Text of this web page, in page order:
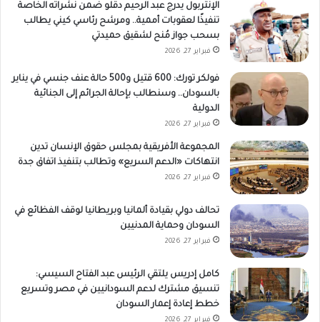
الإنتربول يدرج عبد الرحيم دقلو ضمن نشراته الخاصة
تنفيذًا لعقوبات أممية.. ومرشح رئاسي كيني يطالب
بسحب جواز مُنح لشقيق حميدتي
فبراير 27, 2026
فولكر تورك: 600 قتيل و500 حالة عنف جنسي في يناير
بالسودان.. وسنطالب بإحالة الجرائم إلى الجنائية
الدولية
فبراير 27, 2026
المجموعة الأفريقية بمجلس حقوق الإنسان تدين
انتهاكات «الدعم السريع» وتطالب بتنفيذ اتفاق جدة
فبراير 27, 2026
تحالف دولي بقيادة ألمانيا وبريطانيا لوقف الفظائع في
السودان وحماية المدنيين
فبراير 27, 2026
كامل إدريس يلتقي الرئيس عبد الفتاح السيسي:
تنسيق مشترك لدعم السودانيين في مصر وتسريع
خطط إعادة إعمار السودان
فبراير 27, 2026